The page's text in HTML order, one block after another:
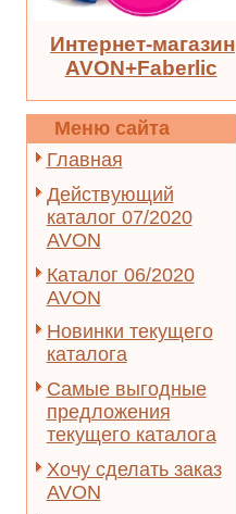
Интернет-магазин
AVON+Faberlic
Меню сайта
Главная
Действующий
каталог 07/2020
AVON
Каталог 06/2020
AVON
Новинки текущего
каталога
Самые выгодные
предложения
текущего каталога
Хочу сделать заказ
AVON